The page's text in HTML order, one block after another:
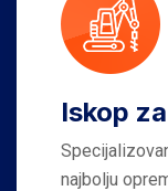
Iskop
najbolju